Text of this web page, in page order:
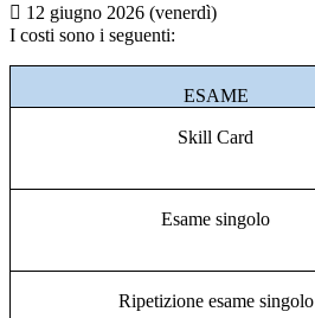
 12 giugno 2026 (venerdì)
I costi sono i seguenti:
ESAME
Skill Card
Esame singolo
Ripetizione esame singolo